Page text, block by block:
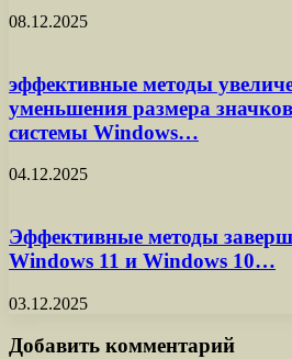
08.12.2025
эффективные методы
уменьшения размера
системы Windows…
04.12.2025
Эффективные методы
Windows 11 и Windows 10…
03.12.2025
Добавить комментарий